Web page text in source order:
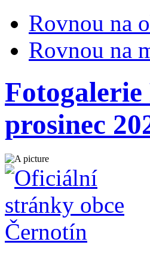
Rovnou na
Rovnou na
prosinec